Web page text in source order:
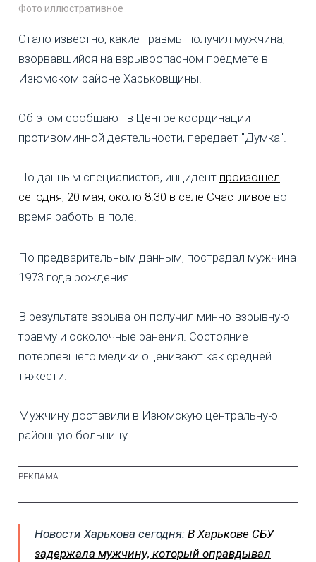
Фото иллюстративное
Стало известно, какие травмы получил мужчина,
взорвавшийся на взрывоопасном предмете в
Изюмском районе Харьковщины.
Об этом сообщают в Центре координации
противоминной деятельности, передает "Думка".
По данным специалистов, инцидент произошел
сегодня, 20 мая, около 8:30 в селе Счастливое во
время работы в поле.
По предварительным данным, пострадал мужчина
1973 года рождения.
В результате взрыва он получил минно-взрывную
травму и осколочные ранения. Состояние
потерпевшего медики оценивают как средней
тяжести.
Мужчину доставили в Изюмскую центральную
районную больницу.
Новости Харькова сегодня: В Харькове СБУ
задержала мужчину, который оправдывал